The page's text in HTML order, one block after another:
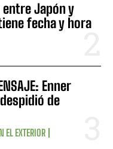
Japón y
fecha y hora
Enner
de
EL EXTERIOR